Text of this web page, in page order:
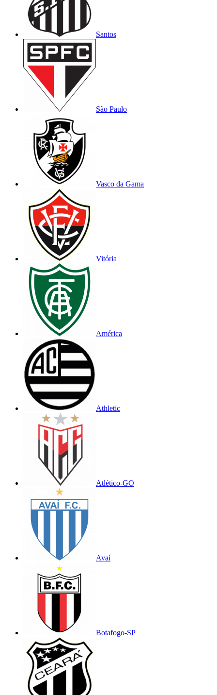
Santos
São Paulo
Vasco da Gama
Vitória
América
Athletic
Atlético-GO
Avaí
Botafogo-SP